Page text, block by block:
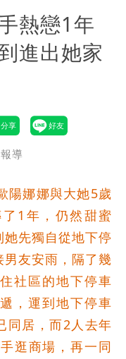
解
」：別因選市
一樣
熱戀1年
進出她家
導
陽娜娜與大她5歲
1年，仍然甜蜜
先獨自從地下停
友安雨，隔了幾
社區的地下停車
，運到地下停車
同居，而2人去年
逛商場，再一同